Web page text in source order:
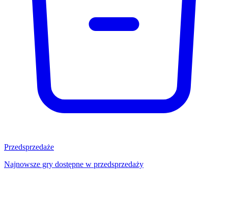
Przedsprzedaże
Najnowsze gry dostępne w przedsprzedaży